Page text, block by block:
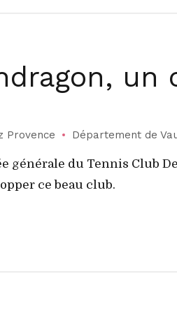
Provence Département de
générale du Tennis Club
ce beau club.